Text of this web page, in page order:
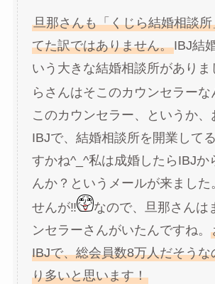
旦那さんも「くじら結婚相談
てた訳ではありません。IBJ結
いう大きな結婚相談所がありま
らさんはそこのカウンセラーな
このカウンセラー、というか、
IBJで、結婚相談所を開業して
すかね^_^私は成婚したらIBJか
んか？というメールが来ました
せんが‼️
なので、旦那さんは
ンセラーさんがいたんですね。
IBJで、総会員数8万人だそうな
り多いと思います！